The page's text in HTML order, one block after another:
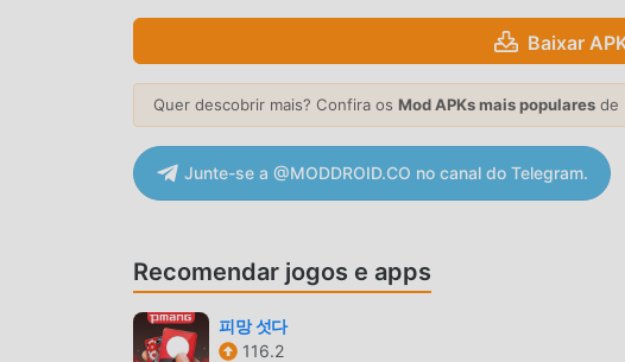
Phase 10é um jogo popular de card que vem ganhando
você quiser baixar esse jogo, modroid é sua melhor
mod gratuitamente, te ajudando a pular tarefas
diversão trazida pelo jogo. Moddroid promete que
usuários, além de ser 100% seguro e gratuito para
10 1.12.2591 com um clique. O que você está esperando?
Phase 10 é um jogo popular de card . Sua jogabilidade
mundo. Diferente do jogos tradicionais de card ,
que você possa iniciar facilmente o jogo e aproveitar a
Baixar
Quer descobrir mais? Confira os Mod APKs mais populares de
Junte-se a @MODDROID.CO no canal do Telegram.
Recomendar jogos e apps
피망 섯다
116.2